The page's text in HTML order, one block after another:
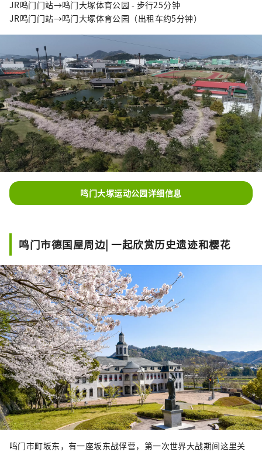
JR鸣门门站→鸣门大塚体育公园 - 步行25分钟
JR鸣门门站→鸣门大塚体育公园（出租车约5分钟）
鸣门大塚运动公园详细信息
鸣门市德国屋周边| 一起欣赏历史遗迹和樱花
鸣门市町坂东，有一座坂东战俘营，第一次世界大战期间这里关